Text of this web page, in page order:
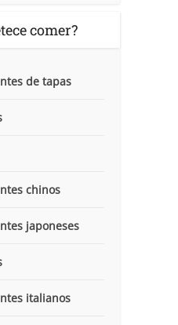
comer?
de tapas
chinos
japoneses
italianos